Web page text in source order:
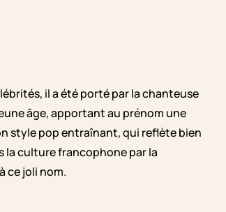
il a été porté par la chanteuse
âge, apportant au prénom une
style pop entraînant, qui reflète bien
la culture francophone par la
ce joli nom.